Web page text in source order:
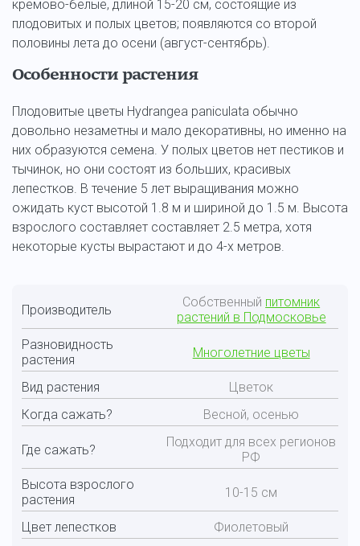
кремово-белые, длиной 15-20 см, состоящие из
плодовитых и полых цветов; появляются со второй
половины лета до осени (август-сентябрь).
Особенности растения
Плодовитые цветы Hydrangea paniculata обычно
довольно незаметны и мало декоративны, но именно на
них образуются семена. У полых цветов нет пестиков и
тычинок, но они состоят из больших, красивых
лепестков. В течение 5 лет выращивания можно
ожидать куст высотой 1.8 м и шириной до 1.5 м. Высота
взрослого составляет составляет 2.5 метра, хотя
некоторые кусты вырастают и до 4-х метров.
Производитель Собственный питомник
растений в Подмосковье
Разновидность
растения
Многолетние цветы
Вид растения
Цветок
Когда сажать?
Весной, осенью
Где сажать?
Подходит для всех регионов
РФ
Высота взрослого
растения
10-15 см
Цвет лепестков
Фиолетовый